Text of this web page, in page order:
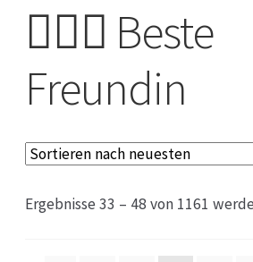
Keine Ahnung welches
👱🏻‍♀️ Beste
Freundin
Ergebnisse 33 – 48 von 1161